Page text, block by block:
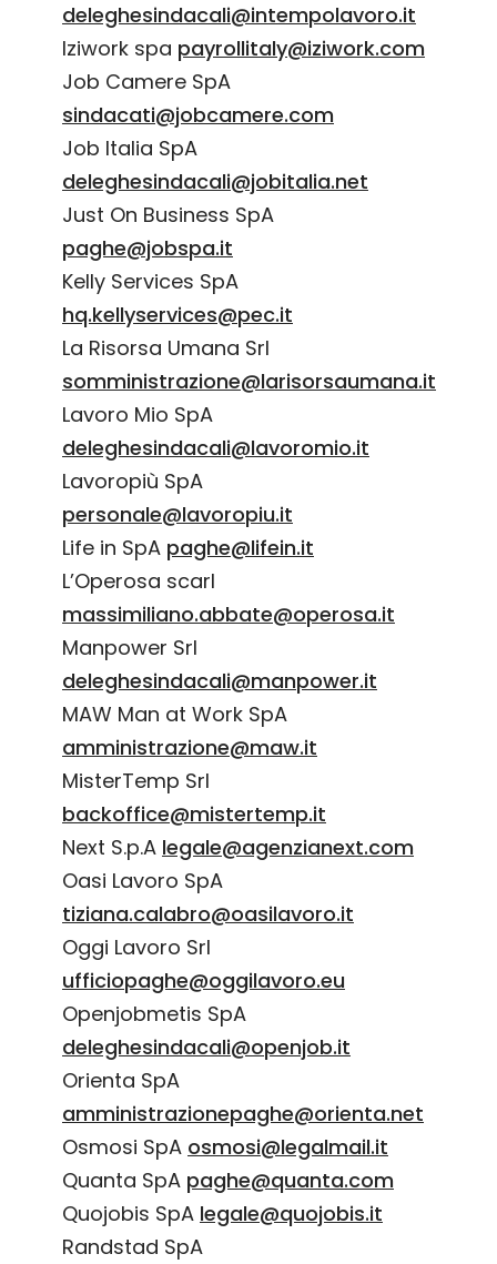
deleghesindacali@intempolavoro.it
Iziwork spa payrollitaly@iziwork.com
Job Camere SpA
sindacati@jobcamere.com
Job Italia SpA
deleghesindacali@jobitalia.net
Just On Business SpA
paghe@jobspa.it
Kelly Services SpA
hq.kellyservices@pec.it
La Risorsa Umana Srl
somministrazione@larisorsaumana.it
Lavoro Mio SpA
deleghesindacali@lavoromio.it
Lavoropiù SpA
personale@lavoropiu.it
Life in SpA paghe@lifein.it
L’Operosa scarl
massimiliano.abbate@operosa.it
Manpower Srl
deleghesindacali@manpower.it
MAW Man at Work SpA
amministrazione@maw.it
MisterTemp Srl
backoffice@mistertemp.it
Next S.p.A legale@agenzianext.com
Oasi Lavoro SpA
tiziana.calabro@oasilavoro.it
Oggi Lavoro Srl
ufficiopaghe@oggilavoro.eu
Openjobmetis SpA
deleghesindacali@openjob.it
Orienta SpA
amministrazionepaghe@orienta.net
Osmosi SpA osmosi@legalmail.it
Quanta SpA paghe@quanta.com
Quojobis SpA legale@quojobis.it
Randstad SpA